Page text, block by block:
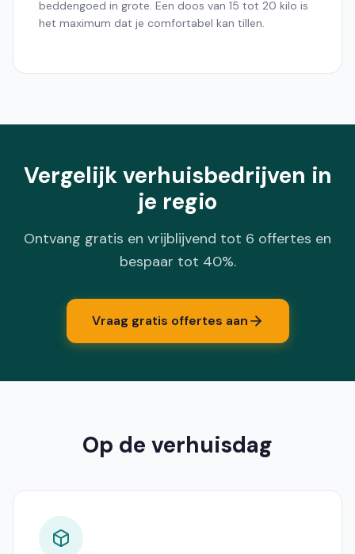
beddengoed in grote. Een doos van 15 tot 20 kilo is
het maximum dat je comfortabel kan tillen.
Vergelijk verhuisbedrijven in
je regio
Ontvang gratis en vrijblijvend tot 6 offertes en
bespaar tot 40%.
Vraag gratis offertes aan
Op de verhuisdag